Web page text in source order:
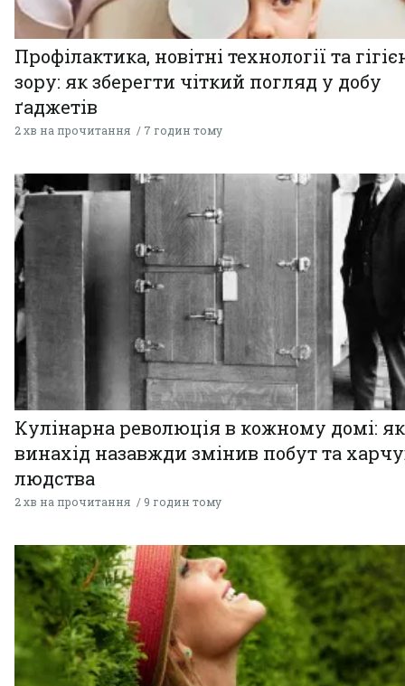
Профілактика, новітні технології та
зору: як зберегти чіткий погляд у добу
ґаджетів
2 хв на прочитання 7 годин тому
Кулінарна революція в кожному домі:
винахід назавжди змінив побут та
людства
2 хв на прочитання 9 годин тому